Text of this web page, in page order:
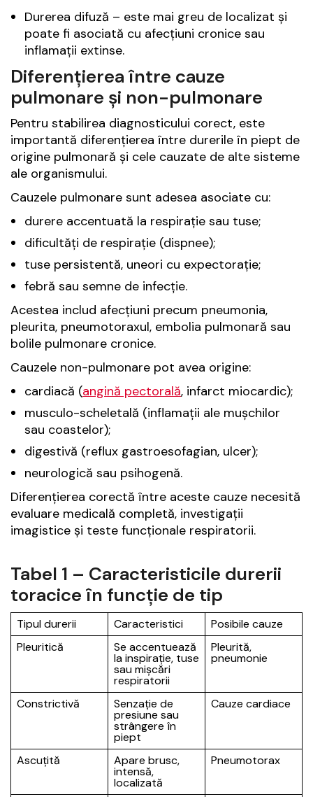
Durerea difuză – este mai greu de localizat și
poate fi asociată cu afecțiuni cronice sau
inflamații extinse.
Diferențierea între cauze
pulmonare și non-pulmonare
Pentru stabilirea diagnosticului corect, este
importantă diferențierea între durerile în piept de
origine pulmonară și cele cauzate de alte sisteme
ale organismului.
Cauzele pulmonare sunt adesea asociate cu:
durere accentuată la respirație sau tuse;
dificultăți de respirație (dispnee);
tuse persistentă, uneori cu expectorație;
febră sau semne de infecție.
Acestea includ afecțiuni precum pneumonia,
pleurita, pneumotoraxul, embolia pulmonară sau
bolile pulmonare cronice.
Cauzele non-pulmonare pot avea origine:
cardiacă (angină pectorală, infarct miocardic);
musculo-scheletală (inflamații ale mușchilor
sau coastelor);
digestivă (reflux gastroesofagian, ulcer);
neurologică sau psihogenă.
Diferențierea corectă între aceste cauze necesită
evaluare medicală completă, investigații
imagistice și teste funcționale respiratorii.
Tabel 1 – Caracteristicile durerii
toracice în funcție de tip
Tipul durerii Caracteristici
Posibile cauze
Pleuritică
Se accentuează
la inspirație, tuse
sau mișcări
respiratorii
Pleurită,
pneumonie
Constrictivă Senzație de
presiune sau
strângere în
piept
Cauze cardiace
Ascuțită Apare brusc,
intensă,
localizată
Pneumotorax